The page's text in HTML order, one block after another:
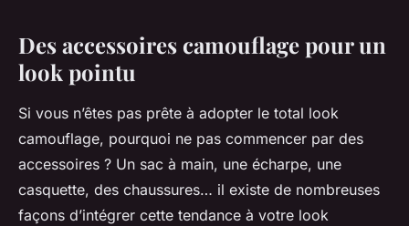
Des accessoires camouflage pour un
look pointu
Si vous n’êtes pas prête à adopter le total look
camouflage, pourquoi ne pas commencer par des
accessoires ? Un sac à main, une écharpe, une
casquette, des chaussures… il existe de nombreuses
façons d’intégrer cette tendance à votre look